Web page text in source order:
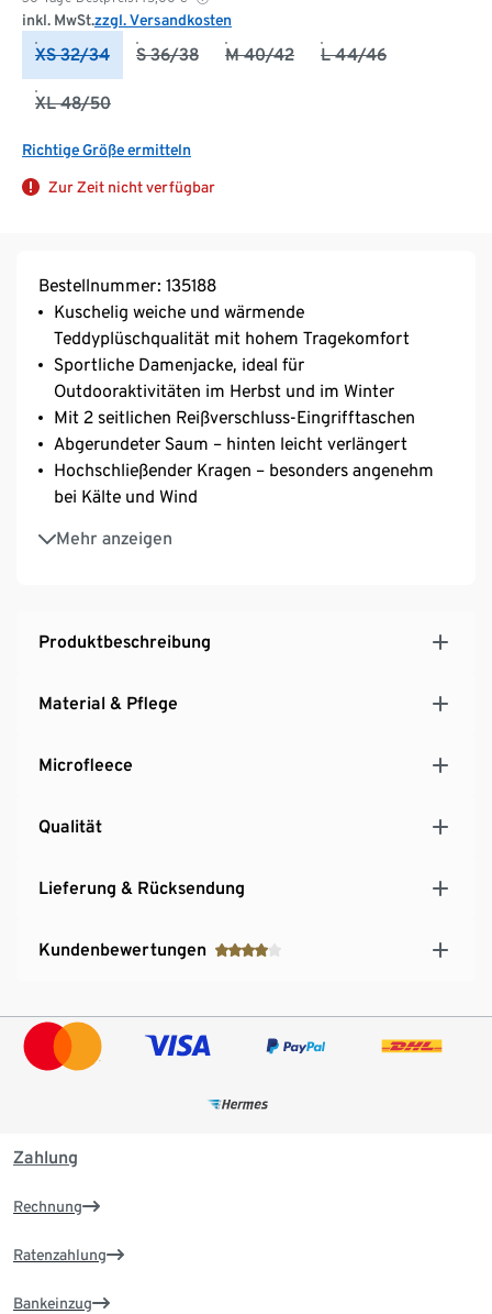
inkl. MwSt.zzgl. Versandkosten
XS 32/34 S 36/38 M 40/42 L 44/46
XL 48/50
Richtige Größe ermitteln
Zur Zeit nicht verfügbar
Bestellnummer: 135188
Kuschelig weiche und wärmende
Teddyplüschqualität mit hohem Tragekomfort
Sportliche Damenjacke, ideal für
Outdooraktivitäten im Herbst und im Winter
Mit 2 seitlichen Reißverschluss-Eingrifftaschen
Abgerundeter Saum – hinten leicht verlängert
Hochschließender Kragen – besonders angenehm
bei Kälte und Wind
Mehr anzeigen
Mit Reißverschluss und Kinnschutz
Produktbeschreibung
Material & Pflege
Microfleece
Qualität
Lieferung & Rücksendung
Kundenbewertungen
Zahlung
Rechnung
Ratenzahlung
Bankeinzug